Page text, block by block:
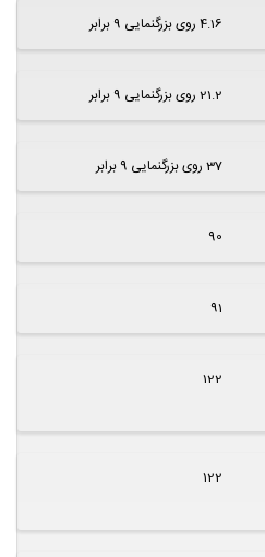
4.16 روی بزرگنمایی 9 برابر
21.2 روی بزرگنمایی 9 برابر
37 روی بزرگنمایی 9 برابر
90
91
122
122